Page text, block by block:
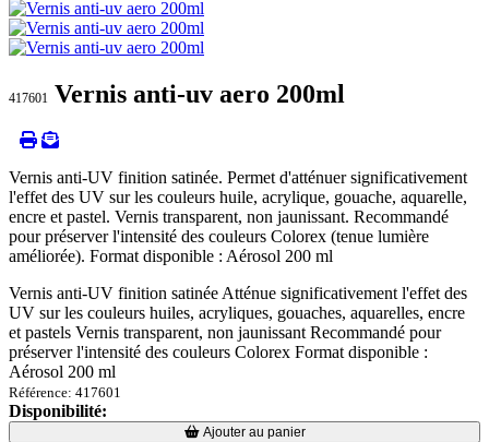
417601 Vernis anti-uv aero 200ml
Vernis anti-UV finition satinée. Permet d'atténuer significativement
l'effet des UV sur les couleurs huile, acrylique, gouache, aquarelle,
encre et pastel. Vernis transparent, non jaunissant. Recommandé
pour préserver l'intensité des couleurs Colorex (tenue lumière
améliorée). Format disponible : Aérosol 200 ml
Vernis anti-UV finition satinée Atténue significativement l'effet des
UV sur les couleurs huiles, acryliques, gouaches, aquarelles, encre
et pastels Vernis transparent, non jaunissant Recommandé pour
préserver l'intensité des couleurs Colorex Format disponible :
Aérosol 200 ml
Référence: 417601
Disponibilité:
Loading...
Loading... Ajouter au panier